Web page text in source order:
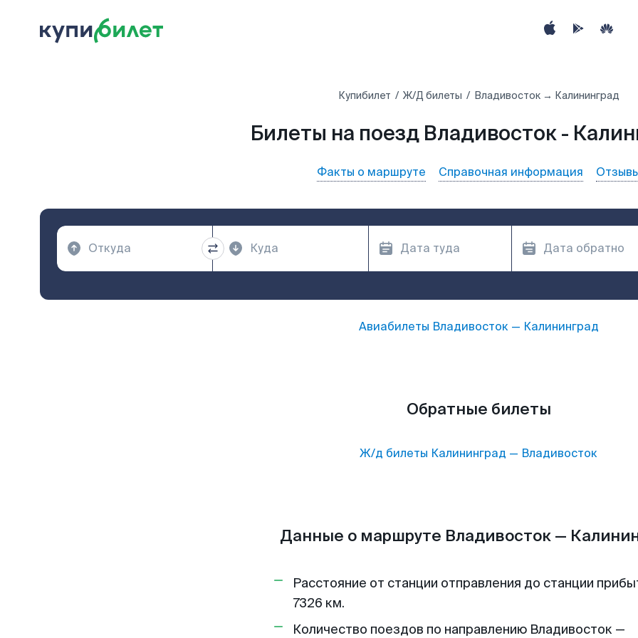
Купибилет Ж/Д билеты Владивосток → Калининград
Билеты на поезд Владивосток -
Факты о маршруте Справочная информация
Авиабилеты Владивосток— Калининград
Обратные билеты
Ж/д билеты Калининград — Владивосток
Данные о маршруте Владивосток —
Расстояние от станции отправления до станции
7326 км.
Количество поездов по направлению Владивосток —